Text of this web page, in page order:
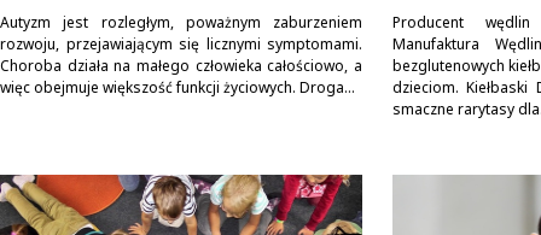
Autyzm jest rozległym, poważnym zaburzeniem
rozwoju, przejawiającym się licznymi symptomami.
Choroba działa na małego człowieka całościowo, a
więc obejmuje większość funkcji życiowych. Droga...
Producent
Manufaktura
bezglutenowych
dzieciom. Kiełbaski
smaczne rarytasy